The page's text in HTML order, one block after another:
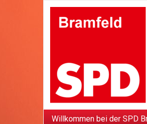
Willkommen bei der SPD